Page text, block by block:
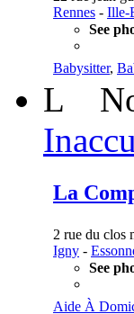
Rennes - Ille-
See
Babysitter,
L
La
2 rue du clos
Igny -
See
Aide À